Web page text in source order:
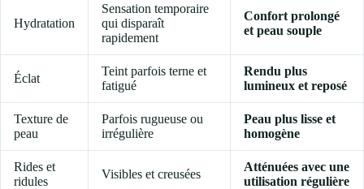
Hydratation
Sensation temporaire
qui disparaît
rapidement
Confort prolongé
et peau souple
Éclat
Teint parfois terne et
fatigué
Rendu plus
lumineux et reposé
Texture de
peau
Parfois rugueuse ou
irrégulière
Peau plus lisse et
homogène
Rides et
ridules
Visibles et creusées
Atténuées avec une
utilisation régulière